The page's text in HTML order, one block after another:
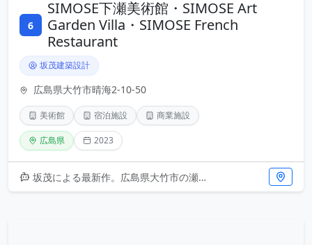
6
SIMOSE下瀬美術館・SIMOSE Art
Garden Villa・SIMOSE French
Restaurant
坂茂建築設計
広島県大竹市晴海2-10-50
美術館 宿泊施設 商業施設
広島県 2023
坂茂による最新作。広島県大竹市の瀬戸内海を臨む敷地に、美術館、ヴィラ、レストランが一体となった複合施設が誕生しました。坂